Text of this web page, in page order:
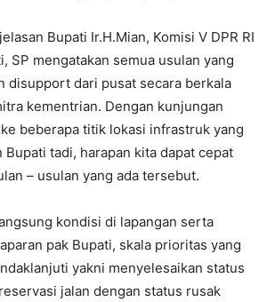
Bupati Ir.H.Mian, Komisi V DPR RI
SP mengatakan semua usulan yang
disupport dari pusat secara berkala
kementrian. Dengan kunjungan
beberapa titik lokasi infrastruk yang
Bupati tadi, harapan kita dapat cepat
– usulan yang ada tersebut.
kondisi di lapangan serta
pak Bupati, skala prioritas yang
yakni menyelesaikan status
jalan dengan status rusak